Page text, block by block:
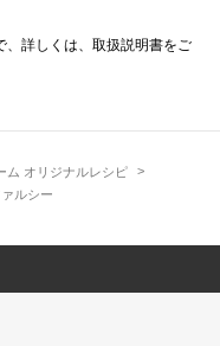
ム オリジナルレシピ
ルシー
、詳しくは、取扱説明書をご